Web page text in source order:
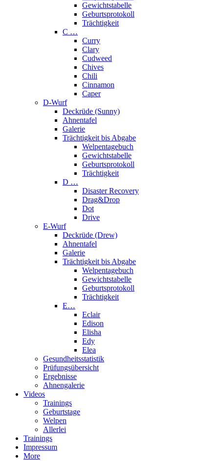
Gewichtstabelle
Geburtsprotokoll
Trächtigkeit
C …
Curry
Clary
Cudweed
Chives
Chili
Cinnamon
Caper
D-Wurf
Deckrüde (Sunny)
Ahnentafel
Galerie
Trächtigkeit bis Abgabe
Welpentagebuch
Gewichtstabelle
Geburtsprotokoll
Trächtigkeit
D …
Disaster Recovery
Drag&Drop
Dot
Drive
E-Wurf
Deckrüde (Drew)
Ahnentafel
Galerie
Trächtigkeit bis Abgabe
Welpentagebuch
Gewichtstabelle
Geburtsprotokoll
Trächtigkeit
E…
Eclair
Edison
Elisha
Edy
Elea
Gesundheitsstatistik
Prüfungsübersicht
Ergebnisse
Ahnengalerie
Videos
Trainings
Geburtstage
Welpen
Allerlei
Trainings
Impressum
More